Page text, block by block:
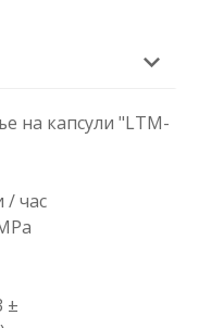
на капсули "LTM-
/ час
±